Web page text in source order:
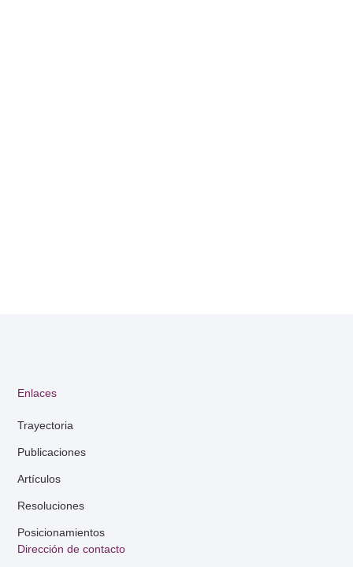
Dirección de contacto
Enlaces
Trayectoria
Publicaciones
Artículos
Resoluciones
Posicionamientos